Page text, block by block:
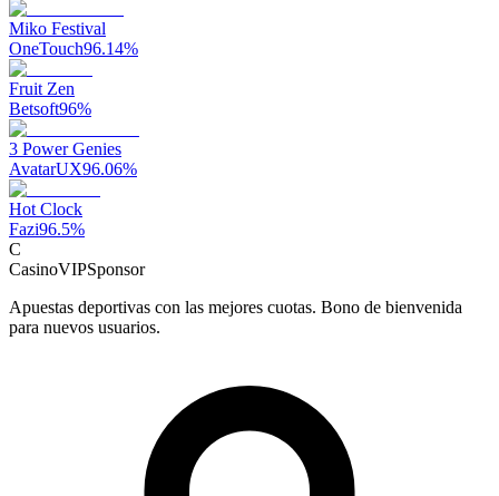
Miko Festival
OneTouch96.14%
Fruit Zen
Betsoft96%
3 Power Genies
AvatarUX96.06%
Hot Clock
Fazi96.5%
C
CasinoVIPSponsor
Apuestas deportivas con las mejores cuotas. Bono de bienvenida
para nuevos usuarios.